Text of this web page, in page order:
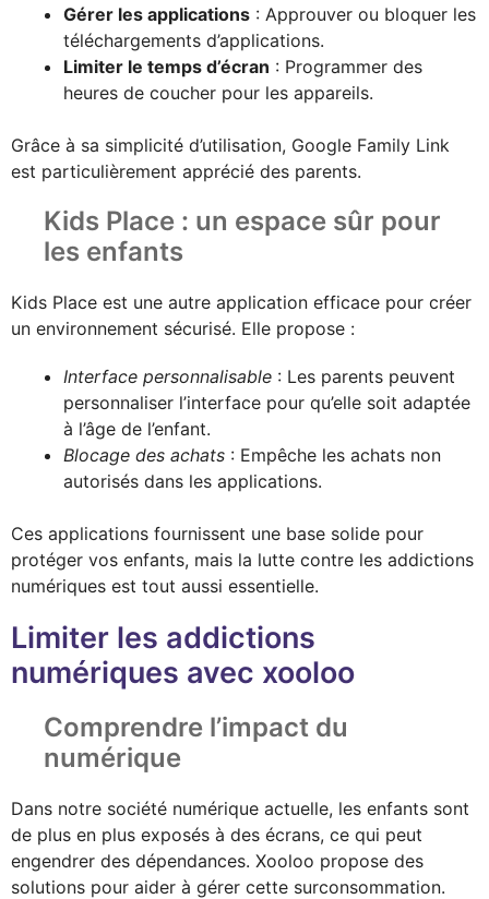
Gérer les applications : Approuver ou bloquer les
téléchargements d’applications.
Limiter le temps d’écran : Programmer des
heures de coucher pour les appareils.
Grâce à sa simplicité d’utilisation, Google Family Link
est particulièrement apprécié des parents.
Kids Place : un espace sûr pour
les enfants
Kids Place est une autre application efficace pour créer
un environnement sécurisé. Elle propose :
Interface personnalisable : Les parents peuvent
personnaliser l’interface pour qu’elle soit adaptée
à l’âge de l’enfant.
Blocage des achats : Empêche les achats non
autorisés dans les applications.
Ces applications fournissent une base solide pour
protéger vos enfants, mais la lutte contre les addictions
numériques est tout aussi essentielle.
Limiter les addictions
numériques avec xooloo
Comprendre l’impact du
numérique
Dans notre société numérique actuelle, les enfants sont
de plus en plus exposés à des écrans, ce qui peut
engendrer des dépendances. Xooloo propose des
solutions pour aider à gérer cette surconsommation.